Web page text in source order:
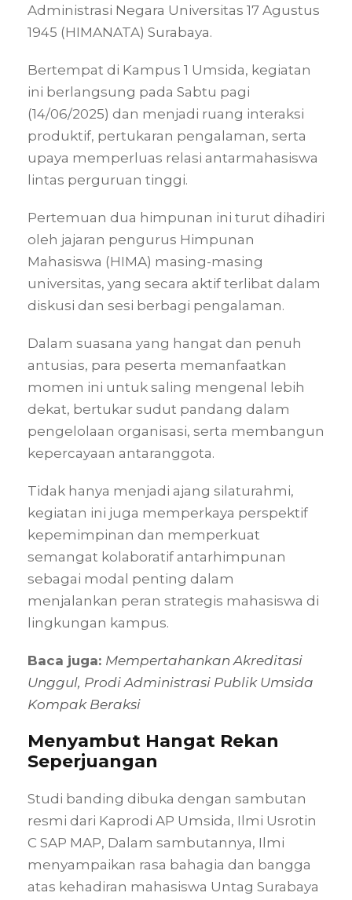
Administrasi Negara Universitas 17 Agustus
1945 (HIMANATA) Surabaya.
Bertempat di Kampus 1 Umsida, kegiatan
ini berlangsung pada Sabtu pagi
(14/06/2025) dan menjadi ruang interaksi
produktif, pertukaran pengalaman, serta
upaya memperluas relasi antarmahasiswa
lintas perguruan tinggi.
Pertemuan dua himpunan ini turut dihadiri
oleh jajaran pengurus Himpunan
Mahasiswa (HIMA) masing-masing
universitas, yang secara aktif terlibat dalam
diskusi dan sesi berbagi pengalaman.
Dalam suasana yang hangat dan penuh
antusias, para peserta memanfaatkan
momen ini untuk saling mengenal lebih
dekat, bertukar sudut pandang dalam
pengelolaan organisasi, serta membangun
kepercayaan antaranggota.
Tidak hanya menjadi ajang silaturahmi,
kegiatan ini juga memperkaya perspektif
kepemimpinan dan memperkuat
semangat kolaboratif antarhimpunan
sebagai modal penting dalam
menjalankan peran strategis mahasiswa di
lingkungan kampus.
Baca juga: Mempertahankan Akreditasi
Unggul, Prodi Administrasi Publik Umsida
Kompak Beraksi
Menyambut Hangat Rekan
Seperjuangan
Studi banding dibuka dengan sambutan
resmi dari Kaprodi AP Umsida, Ilmi Usrotin
C SAP MAP, Dalam sambutannya, Ilmi
menyampaikan rasa bahagia dan bangga
atas kehadiran mahasiswa Untag Surabaya